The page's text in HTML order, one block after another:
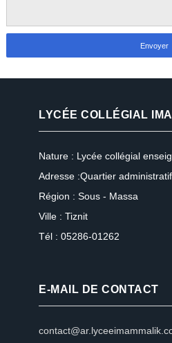
LYCÉE COLLÉGIAL
Nature : Lycée collégial
Adresse :Quartier
Région : Sous - Massa
Ville : Tiznit
Tél : 05286-01262
E-MAIL DE CONTACT